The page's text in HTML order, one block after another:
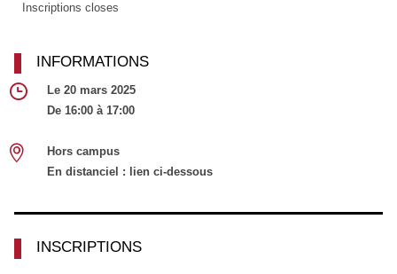
Inscriptions closes
INFORMATIONS
Le 20 mars 2025
De 16:00 à 17:00
Hors campus
En distanciel : lien ci-dessous
INSCRIPTIONS